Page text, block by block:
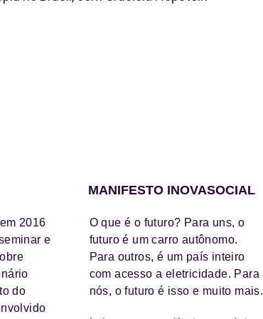
2016
e
do
MANIFESTO INOVASOCIAL
O que é o futuro? Para uns, o
futuro é um carro autônomo.
Para outros, é um país inteiro
com acesso a eletricidade. Para
nós, o futuro é isso e muito mais.